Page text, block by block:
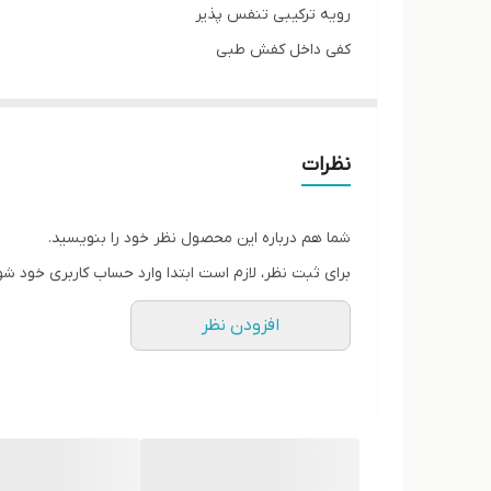
رویه ترکیبی تنفس پذیر
کفی داخل کفش طبی
قالب کاملا استاندارد
کیفیت عالی
نظرات
شما هم درباره این محصول نظر خود را بنویسید.
برای ثبت نظر، لازم است ابتدا وارد حساب کاربری خود
افزودن نظر